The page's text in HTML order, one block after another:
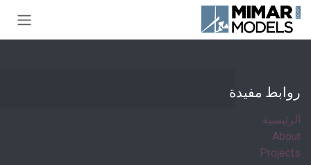
تخطي للذهاب إلى المحتوى
روابط مفيدة
الرئيسية
About
Projects